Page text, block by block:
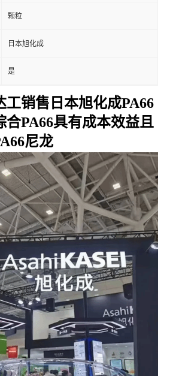
颗粒
日本旭化成
是
工销售日本旭化成PA66
合PA66具有成本效益且
尼龙